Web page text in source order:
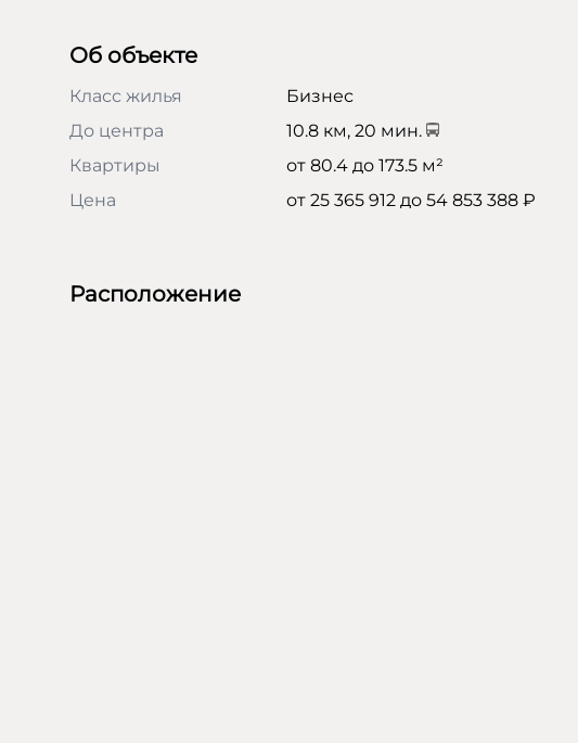
Об объекте
Класс жилья
Бизнес
До центра
10.8 км, 20 мин.
Квартиры
от 80.4 до 173.5 м²
Цена
от 25 365 912 до 54 853 388 ₽
Расположение